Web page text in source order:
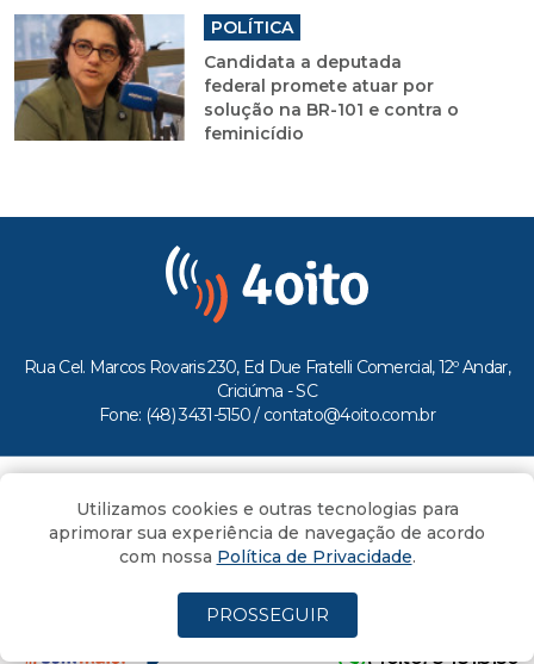
POLÍTICA
Candidata a deputada
federal promete atuar por
solução na BR-101 e contra o
feminicídio
Rua Cel. Marcos Rovaris 230, Ed Due Fratelli Comercial, 12º Andar,
Criciúma - SC
Fone: (48) 3431-5150 / contato@4oito.com.br
Todos os direitos reservados ao Portal 4oito
(4oito) 3431.5150
Utilizamos cookies e outras tecnologias para
aprimorar sua experiência de navegação de acordo
com nossa Política de Privacidade.
PROSSEGUIR